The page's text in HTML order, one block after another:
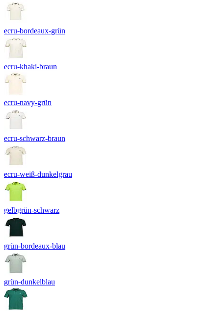
ecru-bordeaux-grün
ecru-khaki-braun
ecru-navy-grün
ecru-schwarz-braun
ecru-weiß-dunkelgrau
gelbgrün-schwarz
grün-bordeaux-blau
grün-dunkelblau